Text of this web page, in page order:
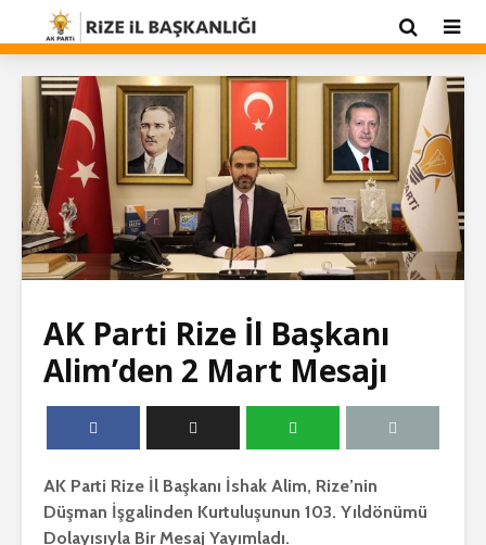
AK Parti Rize İl Başkanı
Alim’den 2 Mart Mesajı
AK Parti Rize İl Başkanı İshak Alim, Rize’nin
Düşman İşgalinden Kurtuluşunun 103. Yıldönümü
Dolayısıyla Bir Mesaj Yayımladı.